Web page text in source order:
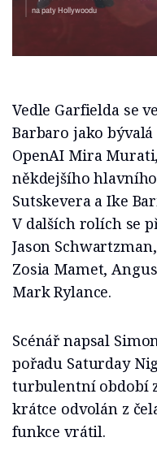
na paty Hollywoodu
Vedle Garfielda se
Barbaro jako
OpenAI Mira
někdejšího
Sutskevera a Ike
V dalších rolích se
Jason
Zosia Mamet,
Mark Rylance.
Scénář napsal
pořadu Saturday
turbulentní období
krátce odvolán z
funkce vrátil.